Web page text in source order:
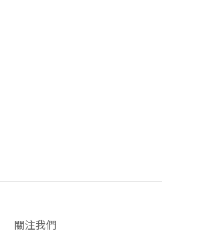
關注我們